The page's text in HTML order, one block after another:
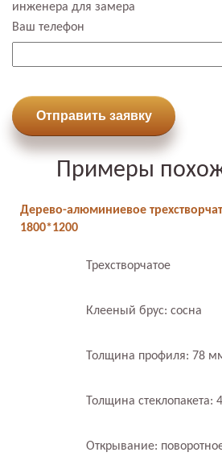
инженера для замера
Ваш телефон
Отправить заявку
Примеры
Дерево-алюминиевое
1800*1200
Трехстворчатое
Клееный брус: сосна
Толщина профиля: 78
Толщина стеклопакета:
Открывание: